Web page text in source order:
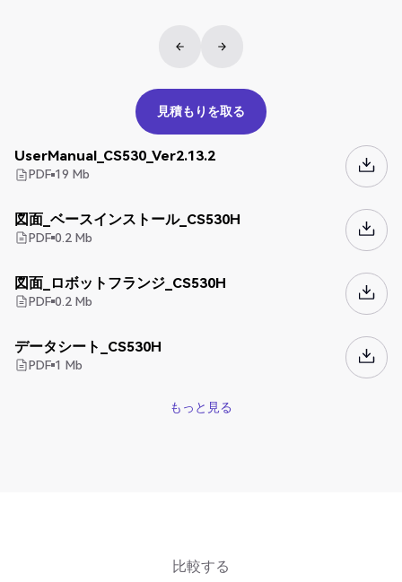
見積もりを取る
見積もりを取る
UserManual_CS530_Ver2.13.2
PDF 19 Mb
図面_ベースインストール_CS530H
PDF 0.2Mb
図面_ロボットフランジ_CS530H
PDF 0.2Mb
データシート_CS530H
PDF 1 Mb
もっと見る
比較する